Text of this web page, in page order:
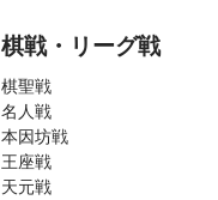
棋戦・リーグ戦
棋聖戦
名人戦
本因坊戦
王座戦
天元戦